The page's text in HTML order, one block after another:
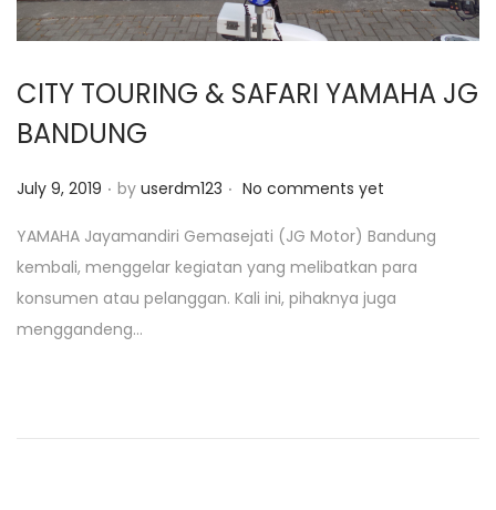
CITY TOURING & SAFARI YAMAHA JG
BANDUNG
P
s
t
e
d
July 9, 2019 . by userdm123 . No comments yet
YAMAHA Jayamandiri Gemasejati (JG Motor) Bandung
kembali, menggelar kegiatan yang melibatkan para
konsumen atau pelanggan. Kali ini, pihaknya juga
menggandeng…